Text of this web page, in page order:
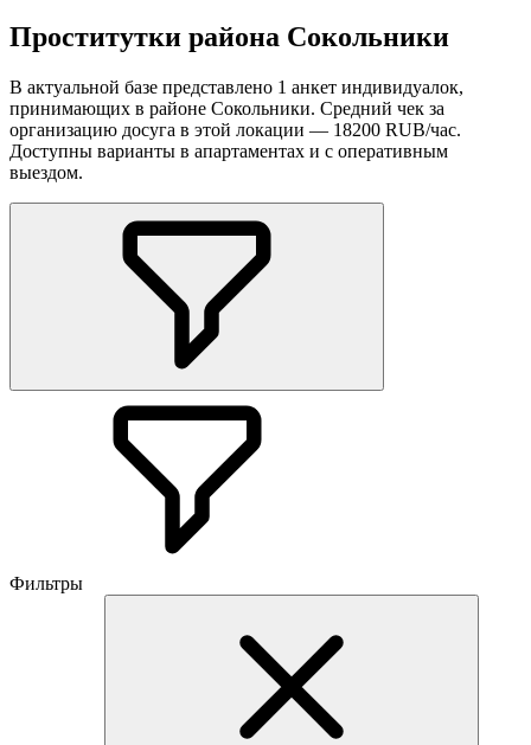
Проститутки района Сокольники
В актуальной базе представлено 1 анкет индивидуалок,
принимающих в районе Сокольники. Средний чек за
организацию досуга в этой локации — 18200 RUB/час.
Доступны варианты в апартаментах и с оперативным
выездом.
Фильтры